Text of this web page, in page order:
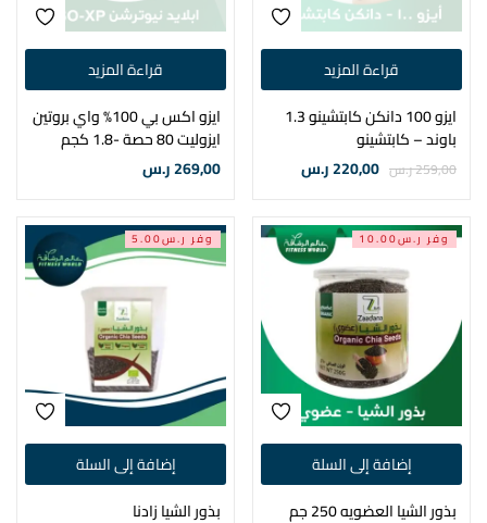
قراءة المزيد
ايزو 100 دانكن كابتشينو 1.3
باوند – كابتشينو
259,00ر.س 220,00ر.س
قراءة المزيد
ايزو اكس بي 100% واي بروتين
ايزوليت 80 حصة -1.8 كجم
269,00ر.س
إضافة إلى السلة
وفر ر.س10.00
بذور الشيا العضويه 250 جم
إضافة إلى السلة
وفر ر.س5.00
بذور الشيا زادنا